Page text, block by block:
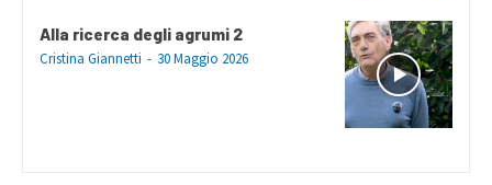
Alla ricerca degli agrumi 2
Cristina Giannetti - 30 Maggio 2026